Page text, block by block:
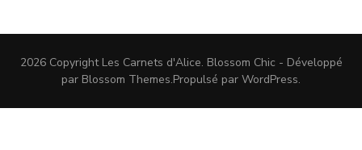
2026 Copyright Les Carnets d'Alice. Blossom Chic - Développé
par Blossom Themes.Propulsé par WordPress.